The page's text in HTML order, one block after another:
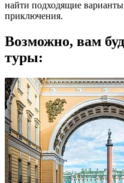
найти подходящие
приключения.
Возможно, вам
туры: